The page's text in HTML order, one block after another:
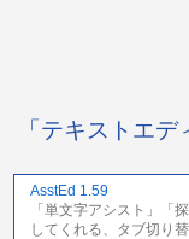
「テキストエ
AsstEd 1.59
「単文字アシスト」「
してくれる、タブ切り